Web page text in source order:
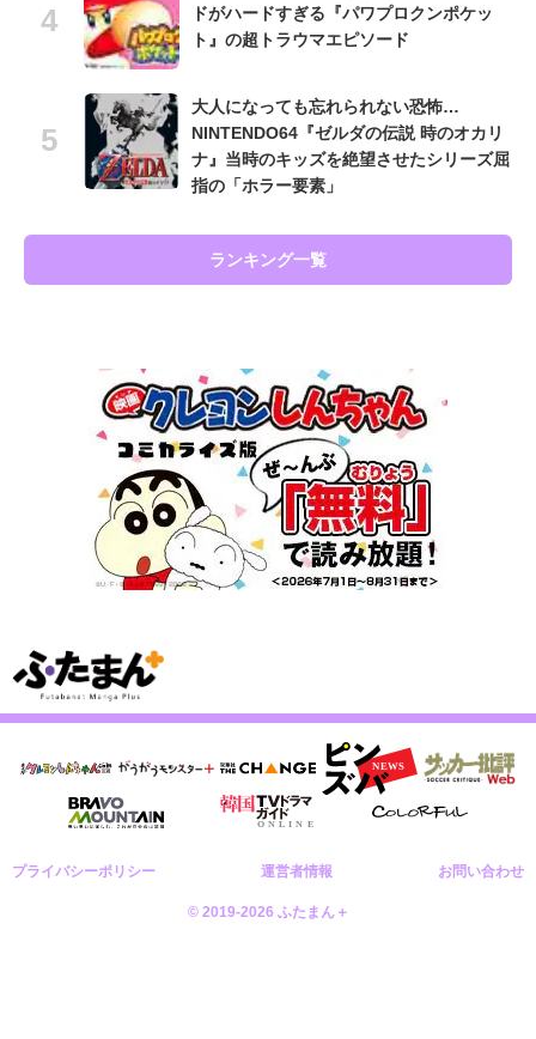
ドがハードすぎる『パワプロクンポケッ
ト』の超トラウマエピソード
大人になっても忘れられない恐怖…
NINTENDO64『ゼルダの伝説 時のオカリ
ナ』当時のキッズを絶望させたシリーズ屈
指の「ホラー要素」
ランキング一覧
プライバシーポリシー 運営者情報 お問い合わせ
© 2019-2026 ふたまん＋